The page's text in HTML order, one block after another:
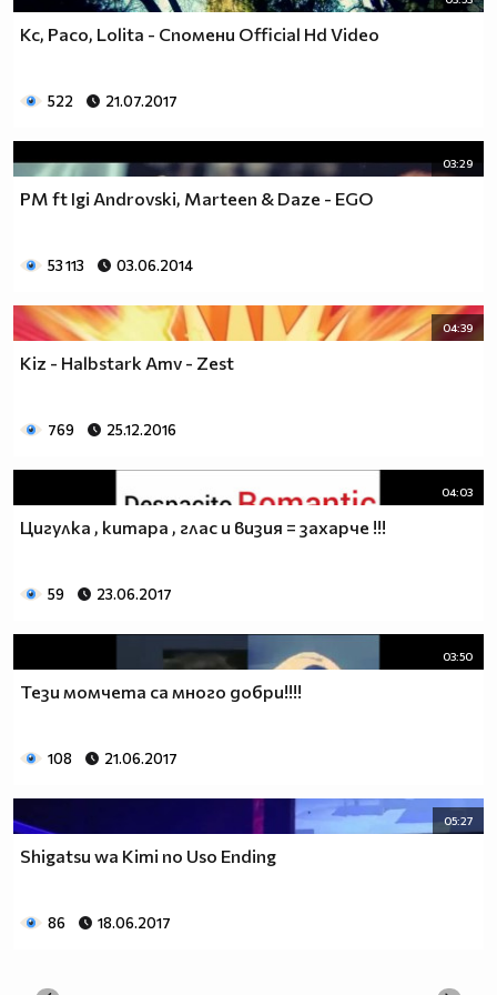
Kc, Paco, Lolita - Спомени Official Hd Video
522 21.07.2017
03:29
PM ft Igi Androvski, Marteen & Daze - EGO
53 113 03.06.2014
04:39
Kiz - Halbstark Amv - Zest
769 25.12.2016
04:03
Цигулка , китара , глас и визия = захарче !!!
59 23.06.2017
03:50
Тези момчета са много добри!!!!
108 21.06.2017
05:27
Shigatsu wa Kimi no Uso Ending
86 18.06.2017